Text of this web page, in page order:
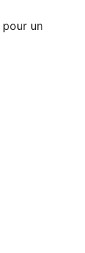
pour un